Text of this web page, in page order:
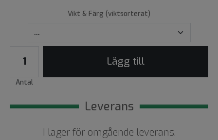
Vikt & Färg (viktsorterat)
Antal
Lägg till
Leverans
I lager för omgående leverans.